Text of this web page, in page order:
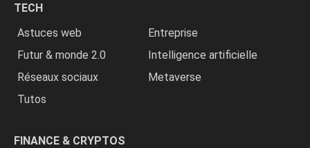
TECH
Astuces web
Entreprise
Futur & monde 2.0
Intelligence artificielle
Réseaux sociaux
Metaverse
Tutos
FINANCE & CRYPTOS